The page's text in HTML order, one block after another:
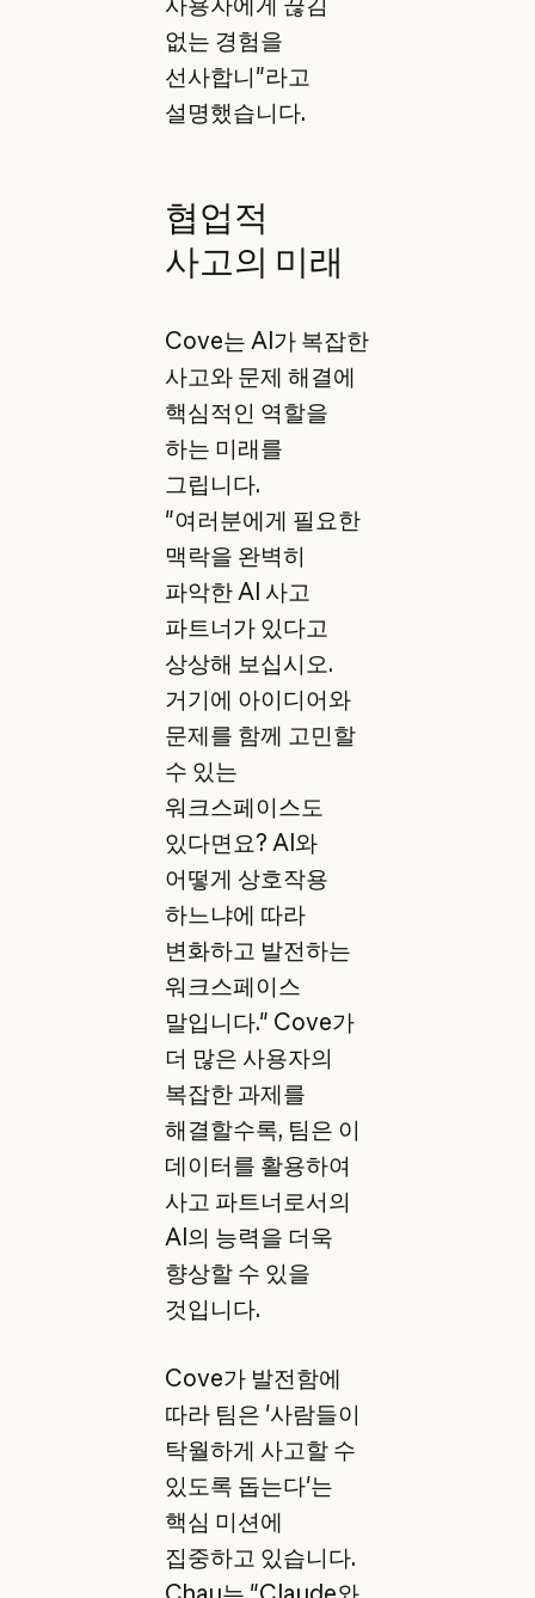
없는 경험을
선사합니"라고
설명했습니다.
협업적
사고의 미래
Cove는 AI가 복잡한
사고와 문제 해결에
핵심적인 역할을
하는 미래를
그립니다.
"여러분에게 필요한
맥락을 완벽히
파악한 AI 사고
파트너가 있다고
상상해 보십시오.
거기에 아이디어와
문제를 함께 고민할
수 있는
워크스페이스도
있다면요? AI와
어떻게 상호작용
하느냐에 따라
변화하고 발전하는
워크스페이스
말입니다." Cove가
더 많은 사용자의
복잡한 과제를
해결할수록, 팀은 이
데이터를 활용하여
사고 파트너로서의
AI의 능력을 더욱
향상할 수 있을
것입니다.
Cove가 발전함에
따라 팀은 '사람들이
탁월하게 사고할 수
있도록 돕는다'는
핵심 미션에
집중하고 있습니다.